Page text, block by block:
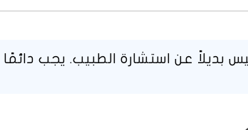
بديلاً عن استشارة الطبيب. يجب دائمًا